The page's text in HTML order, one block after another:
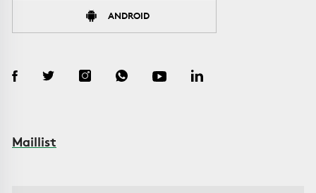
ANDROID
Maillist